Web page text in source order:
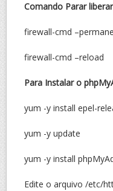
Comando Parar
firewall-cmd
firewall-cmd –reload
Para Instalar o
yum -y install epel-
yum -y update
yum -y install
Edite o arquivo /etc/